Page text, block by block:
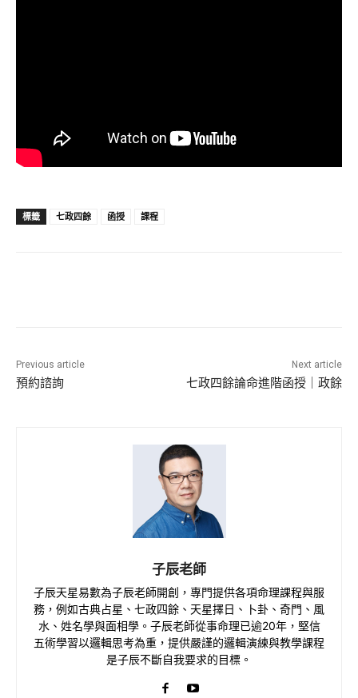
標籤 七政四餘 函授 課程
Previous article
預約諮詢
Next article
七政四餘論命進階函授｜政餘
子辰老師
子辰天星易數為子辰老師開創，專門提供各項命理課程與服
務，例如古典占星、七政四餘、天星擇日、卜卦、奇門、風
水、姓名學與面相學。子辰老師從事命理已逾20年，堅信
五術學習以邏輯思考為重，提供嚴謹的邏輯演練與教學課程
是子辰不斷自我要求的目標。